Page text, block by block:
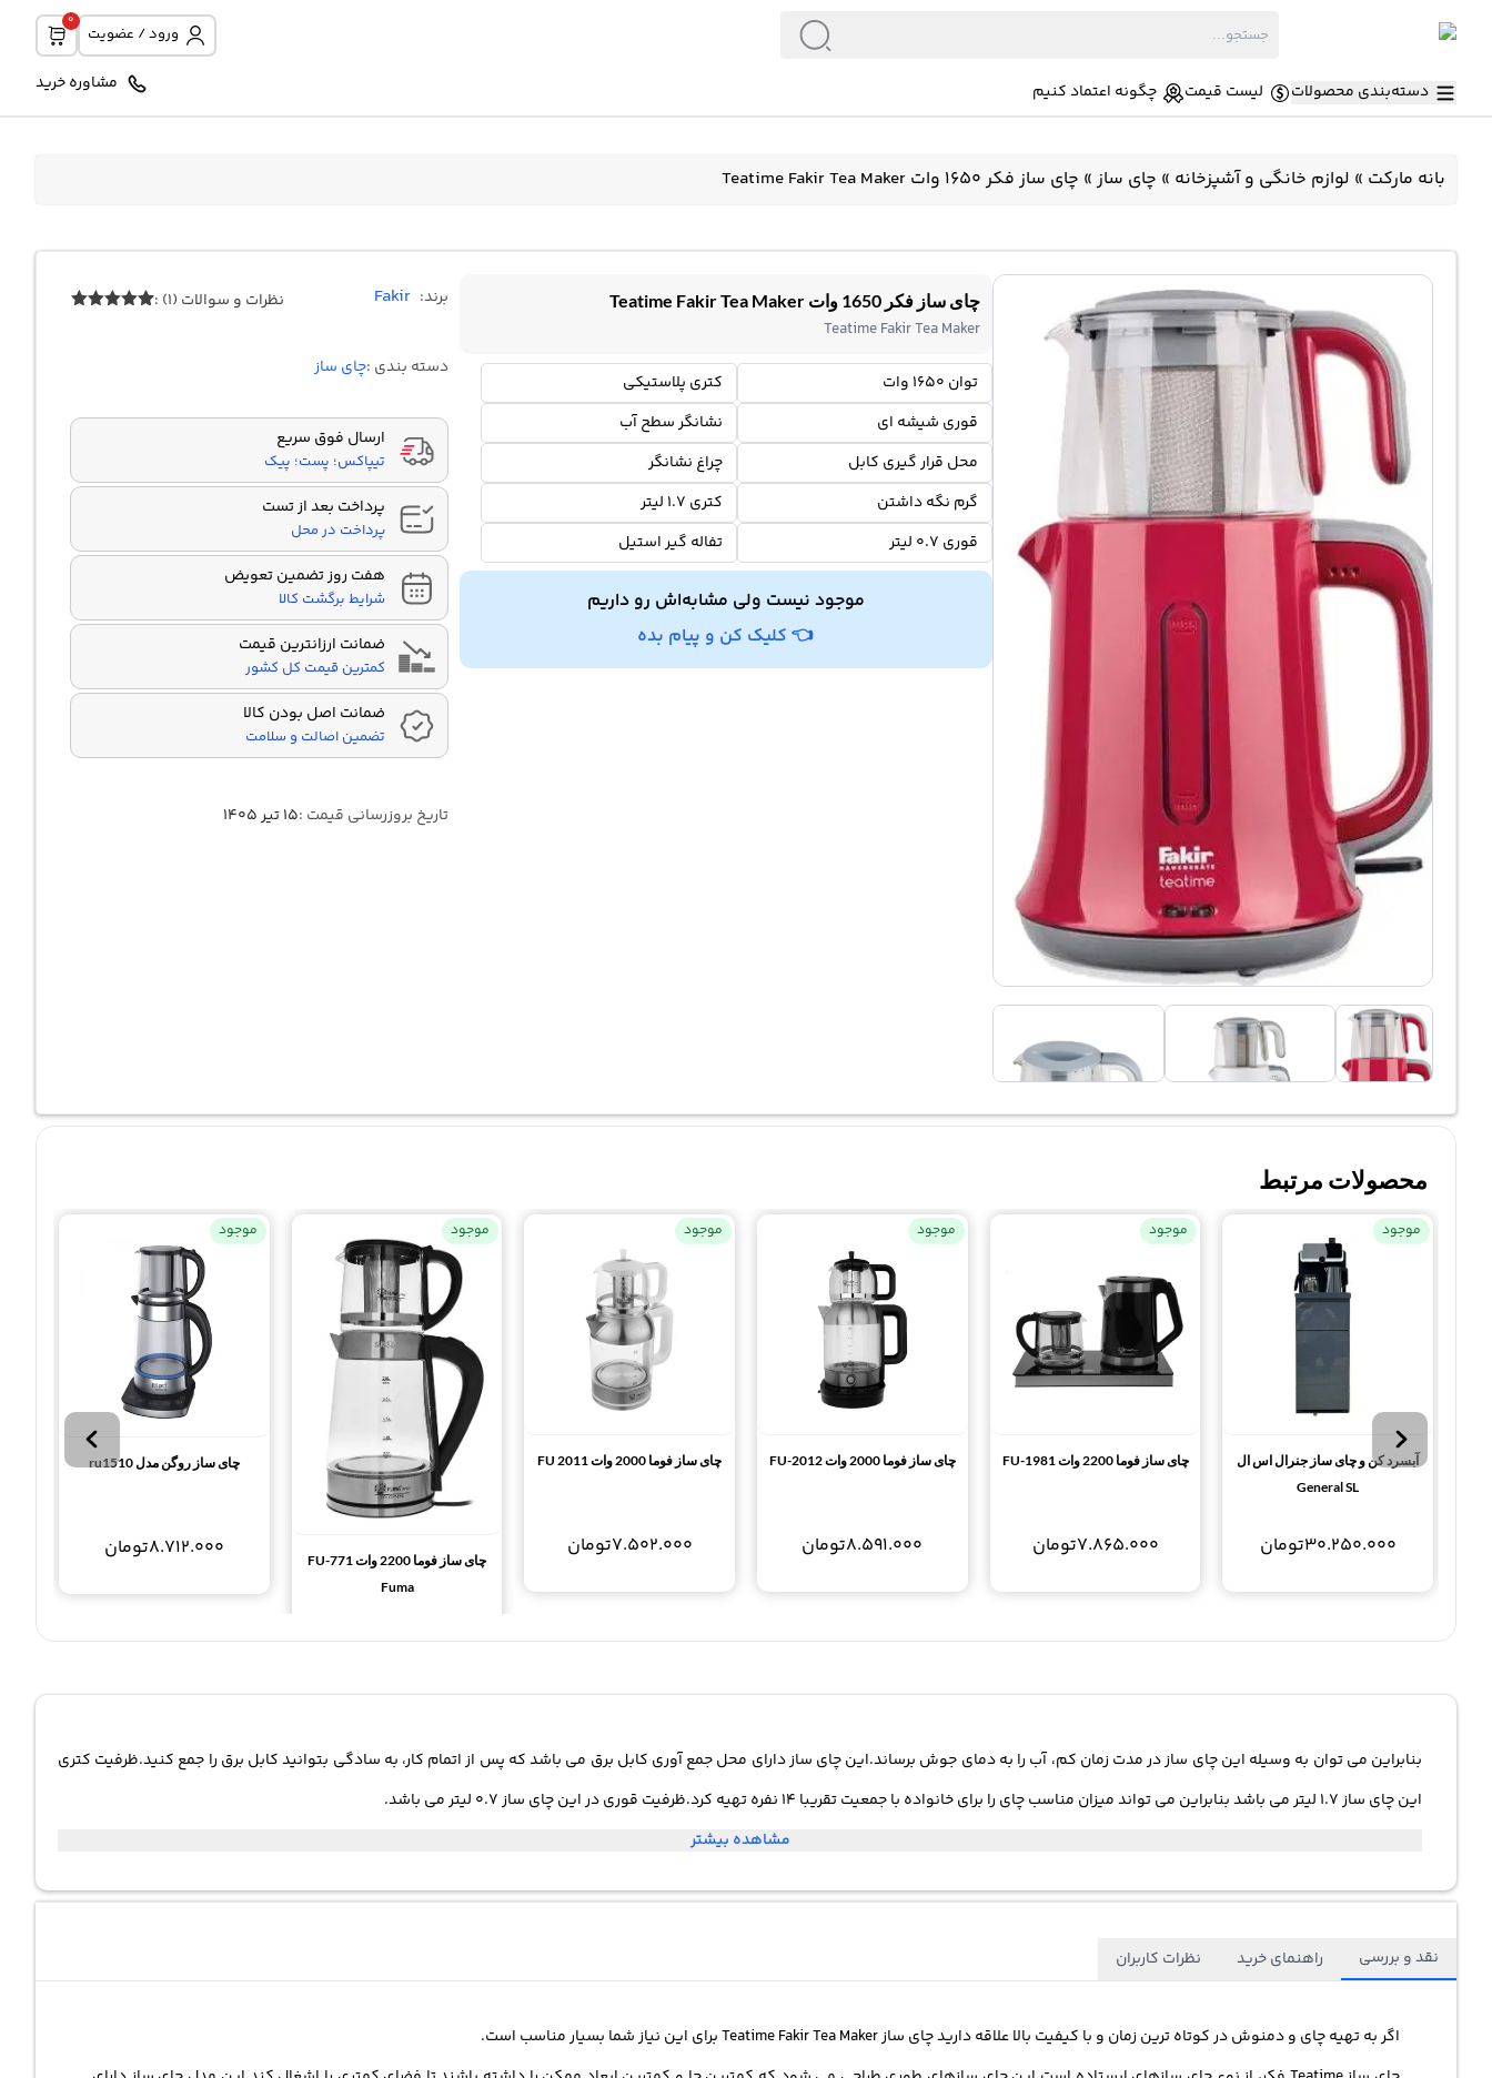
ورود / عضویت
0
دسته‌بندی محصولات لیست قیمت چگونه اعتماد کنیم مشاوره خرید
بانه مارکت » لوازم خانگی و آشپزخانه » چای ساز» چای ساز فکر 1650 وات Teatime Fakir Tea Maker
چای ساز فکر 1650 وات Teatime Fakir Tea Maker
Teatime Fakir Tea Maker
توان 1650 وات
کتری پلاستیکی
قوری شیشه ای
نشانگر سطح آب
محل قرار گیری کابل
چراغ نشانگر
گرم نگه داشتن
کتری 1.7 لیتر
قوری 0.7 لیتر
تفاله گیر استیل
موجود نیست ولی مشابه‌اش رو داریم
👈 کلیک کن و پیام بده
برند: Fakir نظرات و سوالات (1) :
دسته بندی :چای ساز
ارسال فوق سریع
تیپاکس؛ پست؛ پیک
پرداخت بعد از تست
پرداخت در محل
هفت روز تضمین تعویض
شرایط برگشت کالا
ضمانت ارزانترین قیمت
کمترین قیمت کل کشور
ضمانت اصل بودن کالا
تضمین اصالت و سلامت
تاریخ بروزرسانی قیمت :۱۵ تیر ۱۴۰۵
محصولات مرتبط
موجود
آبسرد کن و چای ساز جنرال اس ال
General SL
30.250.000تومان
موجود
چای ساز فوما 2200 وات FU-1981
7.865.000تومان
موجود
چای ساز فوما 2000 وات FU-2012
8.591.000تومان
موجود
چای ساز فوما 2000 وات FU 2011
7.502.000تومان
موجود
چای ساز فوما 2200 وات FU-771
Fuma
6.292.000تومان
موجود
چای ساز روگن مدل ru1510
8.712.000تومان
بنابراین می توان به وسیله این چای ساز در مدت زمان کم، آب را به دمای جوش برساند.این چای ساز دارای محل جمع آوری کابل برق می باشد که پس از اتمام کار، به سادگی بتوانید کابل برق را جمع کنید.ظرفیت کتری
این چای ساز 1.7 لیتر می باشد بنابراین می تواند میزان مناسب چای را برای خانواده با جمعیت تقریبا 14 نفره تهیه کرد.ظرفیت قوری در این چای ساز 0.7 لیتر می باشد.
مشاهده بیشتر
نقد و بررسی راهنمای خرید نظرات کاربران
اگر به تهیه چای و دمنوش در کوتاه ترین زمان و با کیفیت بالا علاقه دارید چای ساز Teatime Fakir Tea Maker برای این نیاز شما بسیار مناسب است.